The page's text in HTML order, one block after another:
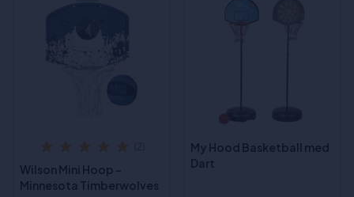
Wilson Mini Hoop -
Minnesota Timberwolves
My Hood Basketball med
Dart